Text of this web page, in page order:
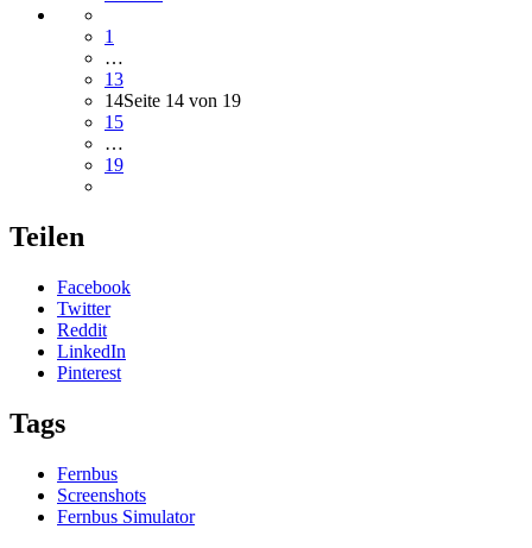
1
…
13
14Seite 14 von 19
15
…
19
Teilen
Facebook
Twitter
Reddit
LinkedIn
Pinterest
Tags
Fernbus
Screenshots
Fernbus Simulator